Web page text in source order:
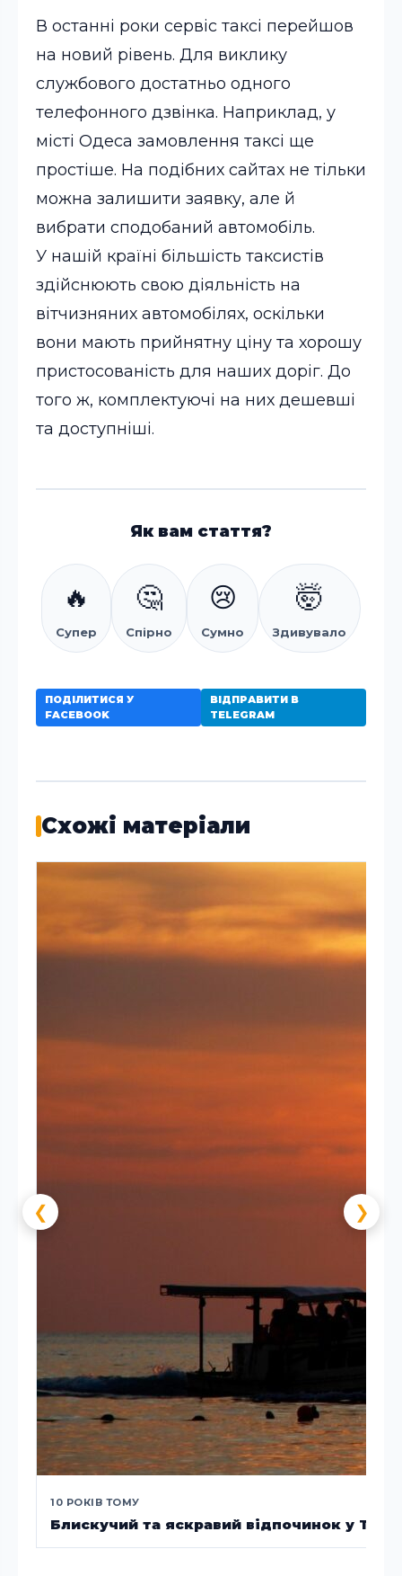
В останні роки сервіс таксі перейшов
на новий рівень. Для виклику
службового достатньо одного
телефонного дзвінка. Наприклад, у
місті Одеса замовлення таксі ще
простіше. На подібних сайтах не тільки
можна залишити заявку, але й
вибрати сподобаний автомобіль.
У нашій країні більшість таксистів
здійснюють свою діяльність на
вітчизняних автомобілях, оскільки
вони мають прийнятну ціну та хорошу
пристосованість для наших доріг. До
того ж, комплектуючі на них дешевші
та доступніші.
Як вам стаття?
🔥
Супер
🤔
Спірно
😢
Сумно
🤯
Здивувало
ПОДІЛИТИСЯ У
FACEBOOK
ВІДПРАВИТИ В
TELEGRAM
Схожі матеріали
❮
10 РОКІВ ТОМУ
Блискучий та яскравий відпочинок у
❯